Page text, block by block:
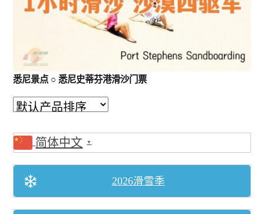
三峡遊輪
郵輪 (中國）
澳洲出发含机票(中國)
悉尼景点 ○ 悉尼史蒂芬港滑沙门票
简体中文 ▼
2026滑雪季